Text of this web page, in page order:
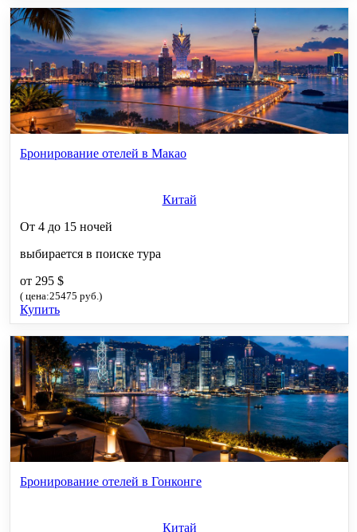
Бронирование отелей в Макао
Китай
От 4 до 15 ночей
выбирается в поиске тура
от 295 $
( цена:25475 руб.)
Купить
Бронирование отелей в Гонконге
Китай